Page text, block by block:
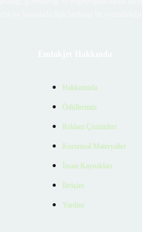
Hakkımızda
Ödüllerimiz
Reklam Çözümleri
Kurumsal Materyaller
İnsan Kaynakları
İletişim
Yardım